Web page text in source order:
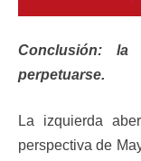
Conclusión:
perpetuarse.
La izquierda
perspectiva de